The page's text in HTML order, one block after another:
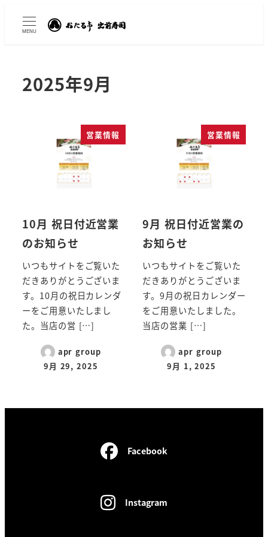
MENU
2025年9月
営業情報
10月 祝日付近営業
のお知らせ
いつもサイトをご覧いた
だきありがとうございま
す。10月の祝日カレンダ
ーをご用意いたしまし
た。当店の営 […]
apr group
9月 29, 2025
営業情報
9月 祝日付近営業の
お知らせ
いつもサイトをご覧いた
だきありがとうございま
す。9月の祝日カレンダー
をご用意いたしました。
当店の営業 […]
apr group
9月 1, 2025
Facebook
Instagram